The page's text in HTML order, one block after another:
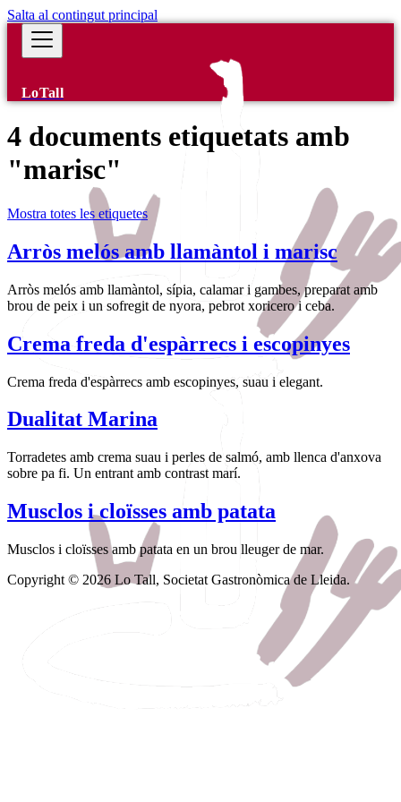
Salta al contingut principal
LoTall
4 documents etiquetats amb
"marisc"
Mostra totes les etiquetes
Arròs melós amb llamàntol i marisc
Arròs melós amb llamàntol, sípia, calamar i gambes, preparat amb
brou de peix i un sofregit de nyora, pebrot xoricero i ceba.
Crema freda d'espàrrecs i escopinyes
Crema freda d'espàrrecs amb escopinyes, suau i elegant.
Dualitat Marina
Torradetes amb crema suau i perles de salmó, amb llenca d'anxova
sobre pa fi. Un entrant amb contrast marí.
Musclos i cloïsses amb patata
Musclos i cloïsses amb patata en un brou lleuger de mar.
Copyright © 2026 Lo Tall, Societat Gastronòmica de Lleida.